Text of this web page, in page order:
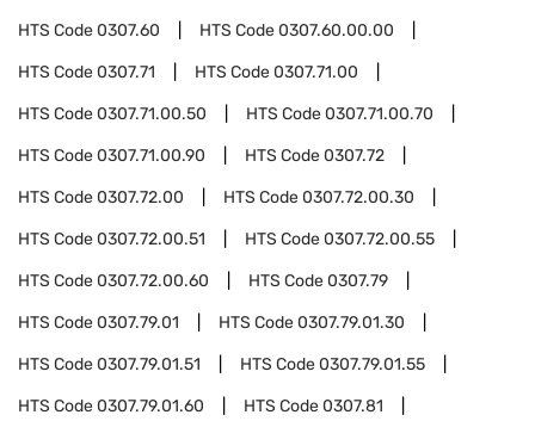
HTS Code0307.60 HTS Code0307.60.00.00
HTS Code0307.71 HTS Code0307.71.00
HTS Code0307.71.00.50 HTS Code0307.71.00.70
HTS Code0307.71.00.90 HTS Code0307.72
HTS Code0307.72.00 HTS Code0307.72.00.30
HTS Code0307.72.00.51 HTS Code0307.72.00.55
HTS Code0307.72.00.60 HTS Code0307.79
HTS Code0307.79.01 HTS Code0307.79.01.30
HTS Code0307.79.01.51 HTS Code0307.79.01.55
HTS Code0307.79.01.60 HTS Code0307.81